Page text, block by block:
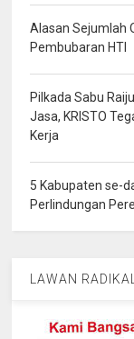
Alasan Sejumlah
Pembubaran HTI
Pilkada Sabu
Jasa, KRISTO
Kerja
5 Kabupaten se-
Perlindungan
LAWAN